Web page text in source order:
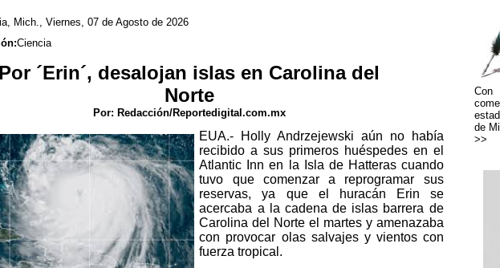
Mich., Viernes, 07 de Agosto de 2026
Ciencia
Por ´Erin´, desalojan islas en Carolina del
Norte
Por: Redacción/Reportedigital.com.mx
EUA.- Holly Andrzejewski aún no había
recibido a sus primeros huéspedes en el
Atlantic Inn en la Isla de Hatteras cuando
tuvo que comenzar a reprogramar sus
reservas, ya que el huracán Erin se
acercaba a la cadena de islas barrera de
Carolina del Norte el martes y amenazaba
con provocar olas salvajes y vientos con
fuerza tropical.
Con
de
>>